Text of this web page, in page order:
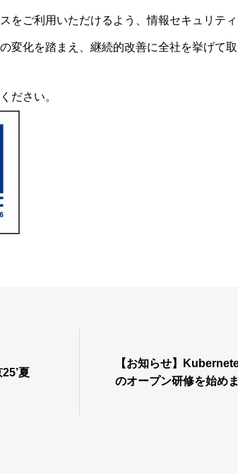
をご利用いただけるよう、情報セキュリテ
変化を踏まえ、継続的改善に全社を挙げて
ださい。
夏
【お知らせ】
のオープン研修を始め